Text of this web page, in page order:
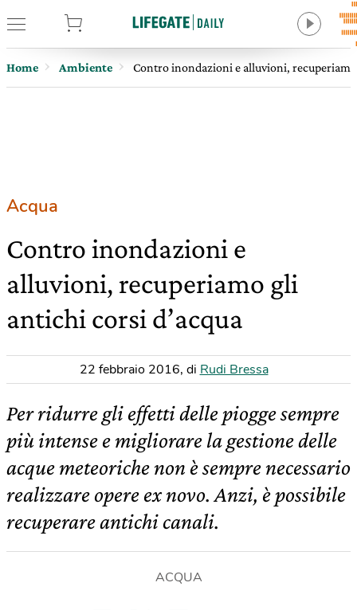
Home Ambiente Contro inondazioni e alluvioni,
Acqua
Contro inondazioni e
alluvioni, recuperiamo gli
antichi corsi d’acqua
22 febbraio 2016, di Rudi Bressa
Per ridurre gli effetti delle piogge sempre
più intense e migliorare la gestione delle
acque meteoriche non è sempre necessario
realizzare opere ex novo. Anzi, è possibile
recuperare antichi canali.
ACQUA